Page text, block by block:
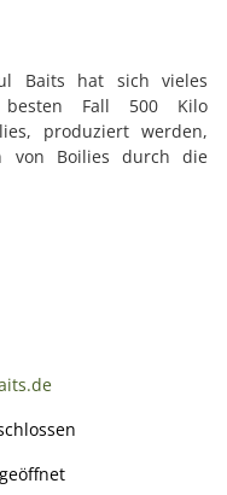
Baits hat sich vieles
Fall 500 Kilo
produziert werden,
von Boilies durch die